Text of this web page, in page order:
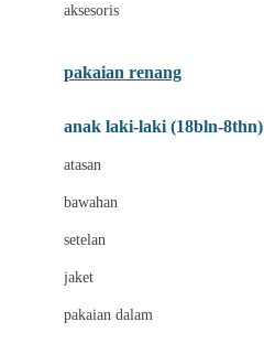
Bugaboo
C
aksesoris
pakaian renang
anak laki-laki (18bln-8thn)
atasan
bawahan
setelan
jaket
pakaian dalam